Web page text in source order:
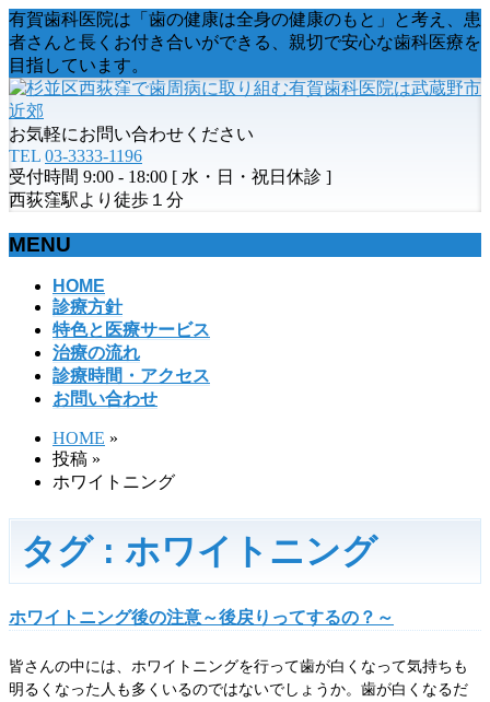
有賀歯科医院は「歯の健康は全身の健康のもと」と考え、患
者さんと長くお付き合いができる、親切で安心な歯科医療を
目指しています。
お気軽にお問い合わせください
TEL 03-3333-1196
受付時間 9:00 - 18:00 [ 水・日・祝日休診 ]
西荻窪駅より徒歩１分
MENU
HOME
診療方針
特色と医療サービス
治療の流れ
診療時間・アクセス
お問い合わせ
HOME »
投稿 »
ホワイトニング
タグ : ホワイトニング
ホワイトニング後の注意～後戻りってするの？～
皆さんの中には、ホワイトニングを行って歯が白くなって気持ちも
明るくなった人も多くいるのではないでしょうか。歯が白くなるだ